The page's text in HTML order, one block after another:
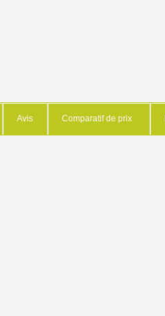
Avis Comparatif de prix